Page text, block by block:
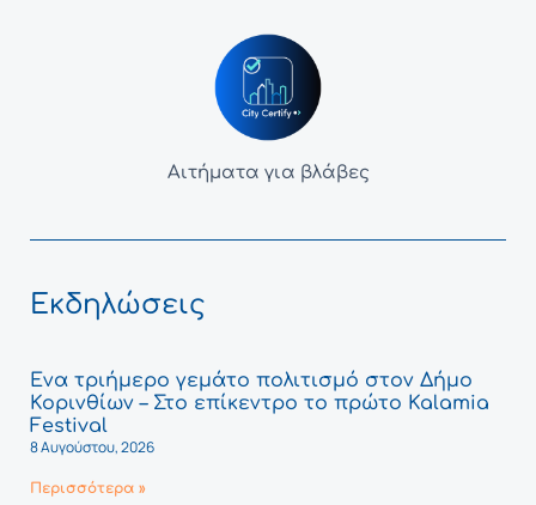
Αιτήματα για βλάβες
Εκδηλώσεις
Ένα τριήμερο γεμάτο πολιτισμό στον Δήμο
Κορινθίων – Στο επίκεντρο το πρώτο Kalamia
Festival
8 Αυγούστου, 2026
Περισσότερα »